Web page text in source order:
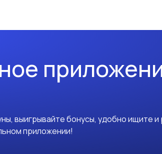
выигрывайте бонусы, удобно ищите
приложении!